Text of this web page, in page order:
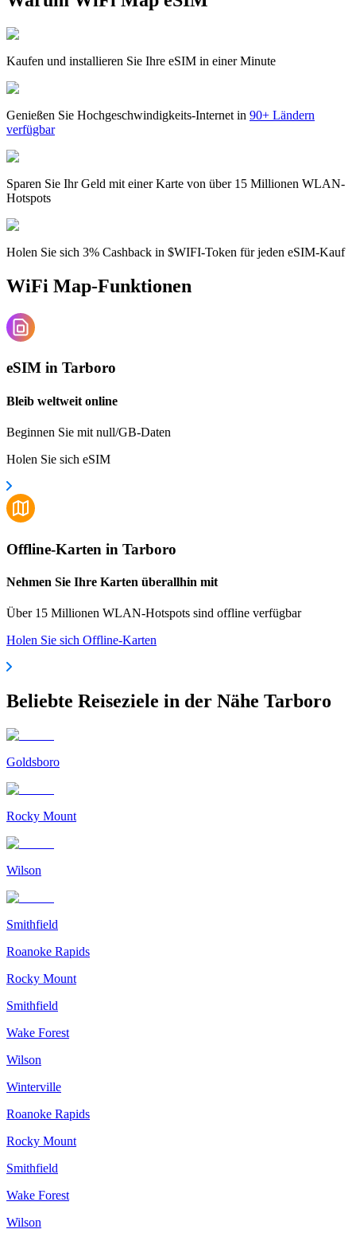
Kaufen und installieren Sie Ihre eSIM in einer Minute
Genießen Sie Hochgeschwindigkeits-Internet in 90+ Ländern
verfügbar
Sparen Sie Ihr Geld mit einer Karte von über 15 Millionen WLAN-
Hotspots
Holen Sie sich 3% Cashback in $WIFI-Token für jeden eSIM-Kauf
WiFi Map-Funktionen
eSIM in Tarboro
Bleib weltweit online
Beginnen Sie mit null/GB-Daten
Holen Sie sich eSIM
Offline-Karten in Tarboro
Nehmen Sie Ihre Karten überallhin mit
Über 15 Millionen WLAN-Hotspots sind offline verfügbar
Holen Sie sich Offline-Karten
Beliebte Reiseziele in der Nähe Tarboro
Goldsboro
Rocky Mount
Wilson
Smithfield
Roanoke Rapids
Rocky Mount
Smithfield
Wake Forest
Wilson
Winterville
Roanoke Rapids
Rocky Mount
Smithfield
Wake Forest
Wilson